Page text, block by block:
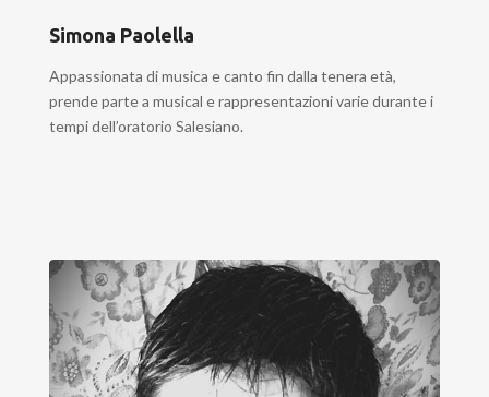
Simona Paolella
Appassionata di musica e canto fin dalla tenera età,
prende parte a musical e rappresentazioni varie durante i
tempi dell’oratorio Salesiano.